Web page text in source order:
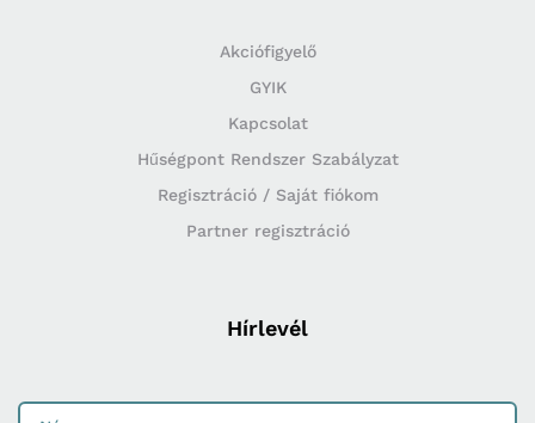
Akciófigyelő
GYIK
Kapcsolat
Hűségpont Rendszer Szabályzat
Regisztráció / Saját fiókom
Partner regisztráció
Hírlevél